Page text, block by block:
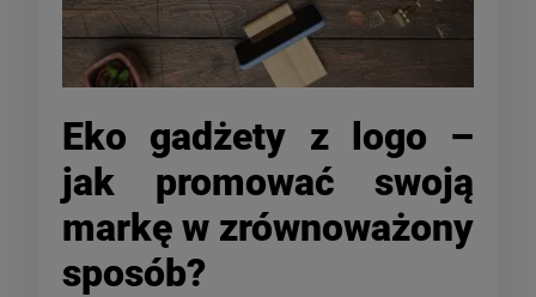
Eko gadżety z logo –
jak promować swoją
markę w zrównoważony
sposób?